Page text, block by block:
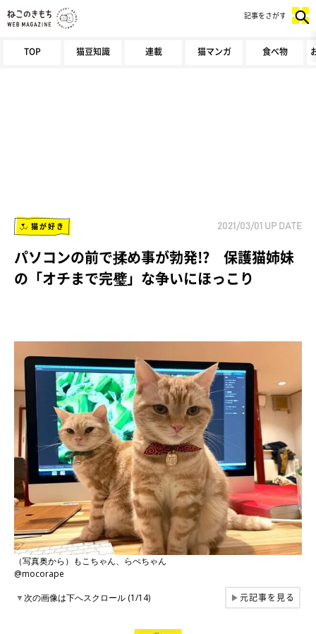
TOP 猫豆知識 連載 猫マンガ 食べ物
記事をさがす
猫が好き 2021/03/01 UP DATE
パソコンの前で揉め事が勃発!? 保護猫姉妹
の「オチまで完璧」な争いにほっこり
（写真奥から）もこちゃん、らぺちゃん
@mocorape
▼次の画像は下へスクロール (1/14) ▶元記事を見る